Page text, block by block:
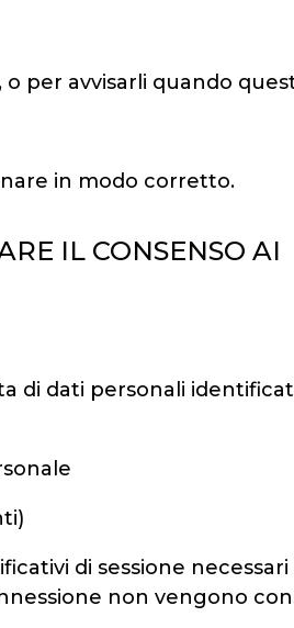
per avvisarli quando
in modo corretto.
IL CONSENSO AI
di dati personali
di sessione
non vengono